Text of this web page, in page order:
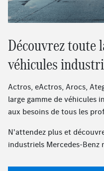
Découvrez toute
véhicules
Actros, eActros, Arocs,
large gamme de véhicules
aux besoins de tous les
N'attendez plus et
industriels Mercedes-Benz